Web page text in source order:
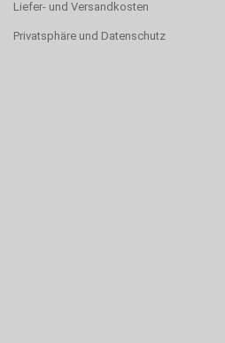
Liefer- und Versandkosten
Privatsphäre und Datenschutz